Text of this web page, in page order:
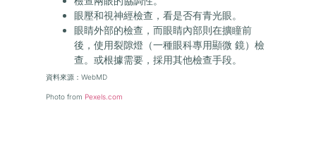
眼壓和視神經檢查，看是否有青光眼。
眼睛外部的檢查，而眼睛內部則在擴瞳前
後，使用裂隙燈（一種眼科專用顯微 鏡）檢
查。或根據需要，採用其他檢查手段。
資料來源：WebMD
Photo from Pexels.com